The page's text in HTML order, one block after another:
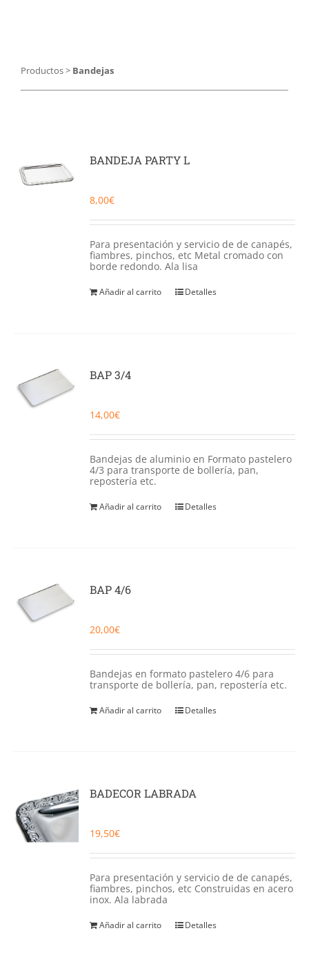
91 629 17 10
Productos> Bandejas
BANDEJA PARTY L
8,00€
Para presentación y servicio de de canapés,
fiambres, pinchos, etc Metal cromado con
borde redondo. Ala lisa
Añadir al carrito Detalles
BAP 3/4
14,00€
Bandejas de aluminio en Formato pastelero
4/3 para transporte de bollería, pan,
repostería etc.
Añadir al carrito Detalles
BAP 4/6
20,00€
Bandejas en formato pastelero 4/6 para
transporte de bollería, pan, repostería etc.
Añadir al carrito Detalles
BADECOR LABRADA
19,50€
Para presentación y servicio de de canapés,
fiambres, pinchos, etc Construidas en acero
inox. Ala labrada
Añadir al carrito Detalles